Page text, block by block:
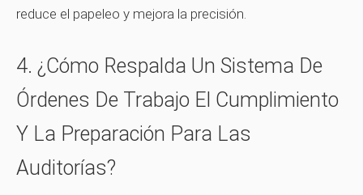
reduce el papeleo y mejora la precisión.
4. ¿Cómo Respalda Un Sistema De
Órdenes De Trabajo El Cumplimiento
Y La Preparación Para Las
Auditorías?